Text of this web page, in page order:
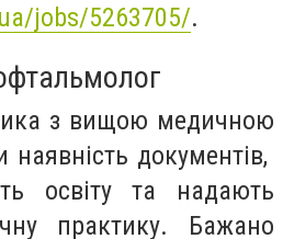
jobs/5263705/.
з вищою медичною
документів,
освіту та надають
практику. Бажано